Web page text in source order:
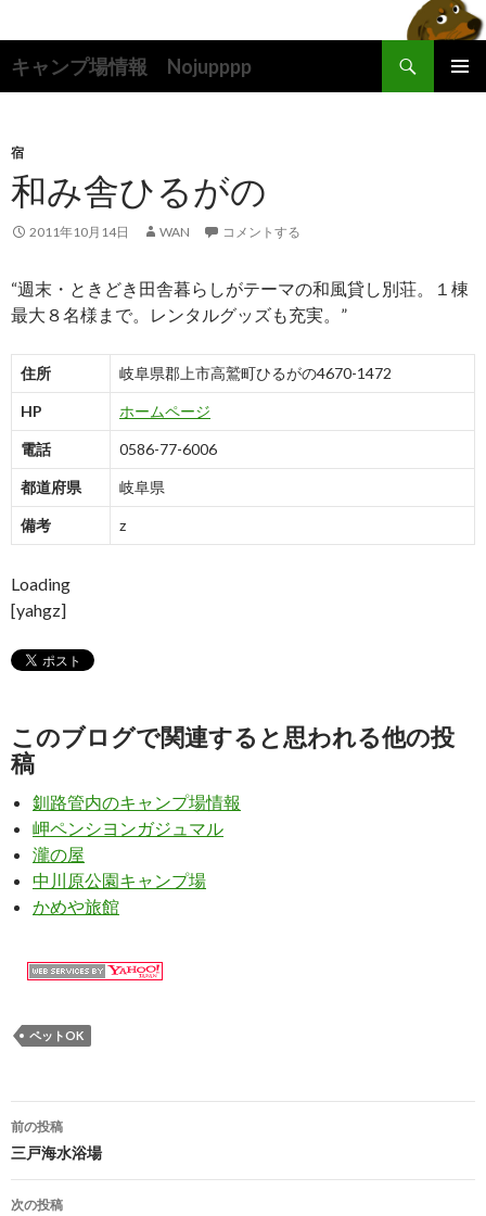
キャンプ場情報 Nojupppp
索
ン
ツ
へ
ス
プ
宿
和み舎ひるがの
2011年10月14日 WAN コメントする
“週末・ときどき田舎暮らしがテーマの和風貸し別荘。１棟
最大８名様まで。レンタルグッズも充実。”
住所 岐阜県郡上市高鷲町ひるがの4670-1472
HP ホームページ
電話 0586-77-6006
都道府県 岐阜県
備考 z
Loading
[yahgz]
このブログで関連すると思われる他の投
稿
釧路管内のキャンプ場情報
岬ペンシヨンガジュマル
瀧の屋
中川原公園キャンプ場
かめや旅館
ペットOK
投
稿
前の投稿
三戸海水浴場
次の投稿